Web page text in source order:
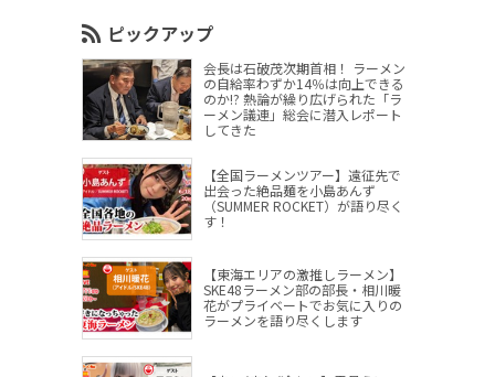
ピックアップ
会長は石破茂次期首相！ ラーメン
の自給率わずか14％は向上できる
のか!? 熱論が繰り広げられた「ラ
ーメン議連」総会に潜入レポート
してきた
【全国ラーメンツアー】遠征先で
出会った絶品麺を小島あんず
（SUMMER ROCKET）が語り尽く
す！
【東海エリアの激推しラーメン】
SKE48ラーメン部の部長・相川暖
花がプライベートでお気に入りの
ラーメンを語り尽くします